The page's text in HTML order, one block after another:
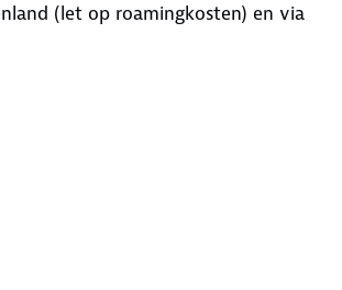
(let op roamingkosten) en via